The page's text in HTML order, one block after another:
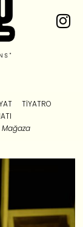
TIYATRO
Mağaza